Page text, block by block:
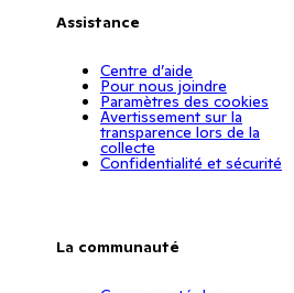
Assistance
Centre d’aide
Pour nous joindre
Paramètres des cookies
Avertissement sur la
transparence lors de la
collecte
Confidentialité et sécurité
La communauté